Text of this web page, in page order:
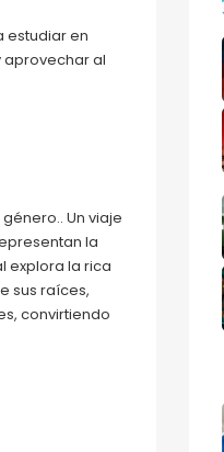
estudiar en
aprovechar al
Un viaje
la
explora la rica
sus raíces,
convirtiendo